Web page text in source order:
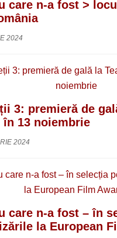
care n-a fost >
2024
3: premieră de
în 13 noiembrie
2024
care n-a fost – în
la European